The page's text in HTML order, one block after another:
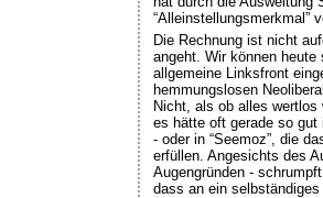
“Alleinstellungsmerkmal”
Die Rechnung ist nicht
angeht. Wir können
allgemeine Linksfront
hemmungslosen
Nicht, als ob alles wertlos
es hätte oft gerade so gut
- oder in “Seemoz”, die
erfüllen. Angesichts des
Augengründen -
dass an ein